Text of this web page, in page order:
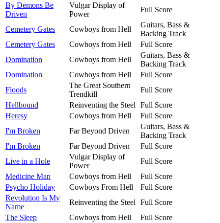
By Demons Be
Driven
Vulgar Display of
Power
Full Score
Cemetery Gates Cowboys from Hell
Guitars, Bass &
Backing Track
Cemetery Gates
Cowboys from Hell
Full Score
Domination
Cowboys from Hell
Guitars, Bass &
Backing Track
Domination
Cowboys from Hell
Full Score
Floods
The Great Southern
Trendkill
Full Score
Hellbound
Reinventing the Steel
Full Score
Heresy
Cowboys from Hell
Full Score
I'm Broken
Far Beyond Driven
Guitars, Bass &
Backing Track
I'm Broken
Far Beyond Driven
Full Score
Live in a Hole
Vulgar Display of
Power
Full Score
Medicine Man
Cowboys from Hell
Full Score
Psycho Holiday
Cowboys From Hell
Full Score
Revolution Is My
Name
Reinventing the Steel
Full Score
The Sleep
Cowboys from Hell
Full Score